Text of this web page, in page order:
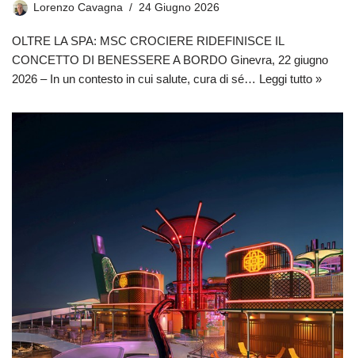
Lorenzo Cavagna 24 Giugno 2026
OLTRE LA SPA: MSC CROCIERE RIDEFINISCE IL
CONCETTO DI BENESSERE A BORDO Ginevra, 22 giugno
2026 – In un contesto in cui salute, cura di sé… Leggi tutto »